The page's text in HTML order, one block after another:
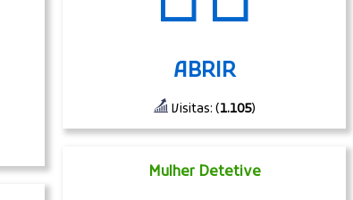
ABRIR
Visitas: (1.105)
Mulher Detetive